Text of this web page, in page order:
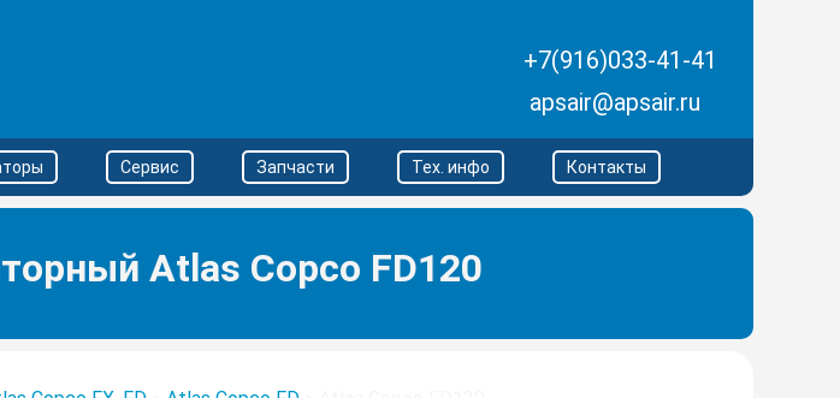
+7(916)033-41-41
apsair@apsair.ru
Сервис Запчасти Тех. инфо Контакты
Atlas Copco FD120